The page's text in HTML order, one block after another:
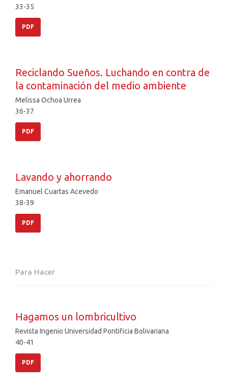
33-35
PDF
Reciclando Sueños. Luchando en contra de
la contaminación del medio ambiente
Melissa Ochoa Urrea
36-37
PDF
Lavando y ahorrando
Emanuel Cuartas Acevedo
38-39
PDF
Para Hacer
Hagamos un lombricultivo
Revista Ingenio Universidad Pontificia Bolivariana
40-41
PDF